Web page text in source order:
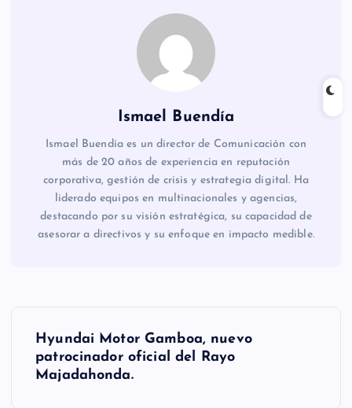
Ismael Buendía
Ismael Buendía es un director de Comunicación con
más de 20 años de experiencia en reputación
corporativa, gestión de crisis y estrategia digital. Ha
liderado equipos en multinacionales y agencias,
destacando por su visión estratégica, su capacidad de
asesorar a directivos y su enfoque en impacto medible.
NHyundai Motor Gamboa, nuevo
patrocinador oficial del Rayo
Majadahonda.